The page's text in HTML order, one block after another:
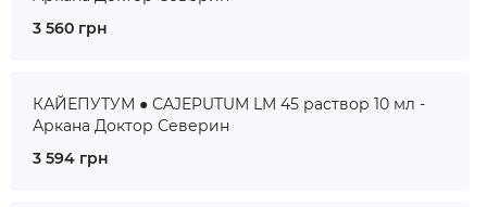
3 560 грн
КАЙЕПУТУМ ● CAJEPUTUM LM 45 раствор 10 мл -
Аркана Доктор Северин
3 594 грн